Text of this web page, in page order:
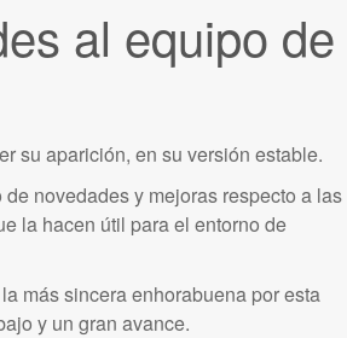
al equipo de
su aparición, en su versión estable.
novedades y mejoras respecto a las
la hacen útil para el entorno de
más sincera enhorabuena por esta
y un gran avance.